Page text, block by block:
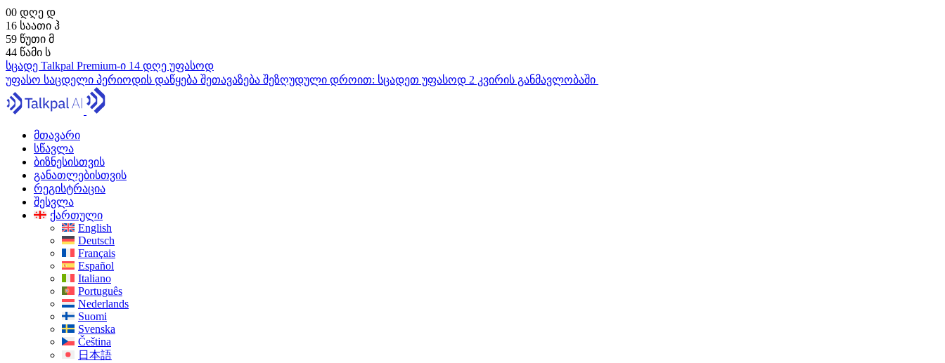
00 დღე დ
16 საათი ჰ
59 წუთი მ
43 წამი ს
სცადე Talkpal Premium-ი 14 დღე უფასოდ
უფასო საცდელი პერიოდის დაწყება შეთავაზება შეზღუდული დროით: სცადეთ უფასოდ 2 კვირის განმავლობაში
მთავარი
სწავლა
ბიზნესისთვის
განათლებისთვის
რეგისტრაცია
შესვლა
ქართული
English
Deutsch
Français
Español
Italiano
Português
Nederlands
Suomi
Svenska
Čeština
日本語